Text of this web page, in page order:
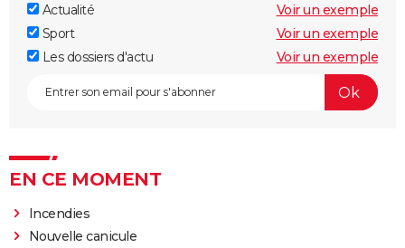
Actualité
Voir un exemple
Sport
Voir un exemple
Les dossiers d'actu
Voir un exemple
EN CE MOMENT
Incendies
Nouvelle canicule